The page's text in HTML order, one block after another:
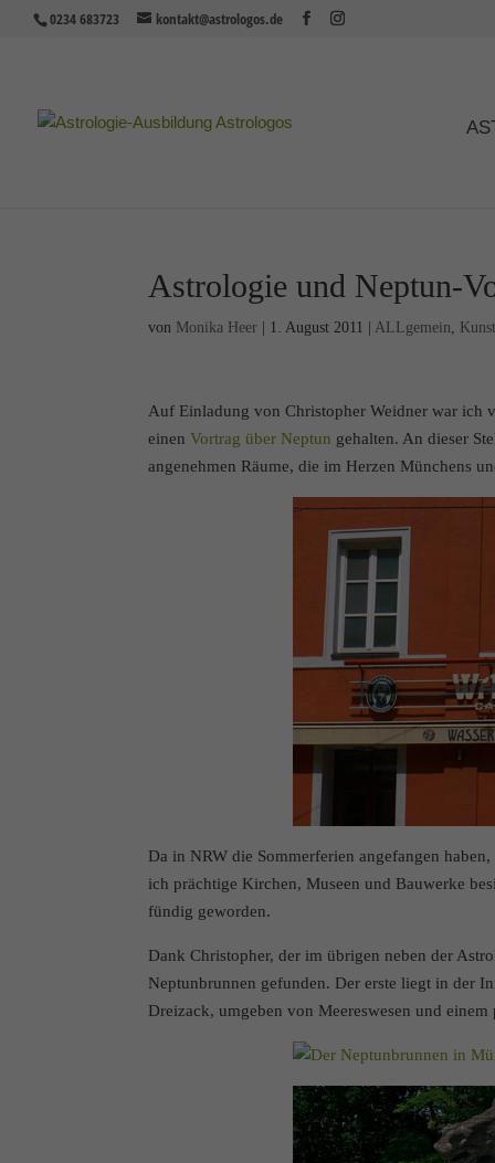
0234 683723 kontakt@astrologos.de
Astrologie und Neptun-
von Monika Heer 1. August 2011 ALLgemein, Kunst
Auf Einladung von Christopher Weidner war ich
einenVortrag über Neptun gehalten. An dieser
angenehmen Räume, die im Herzen Münchens
Da in NRW die Sommerferien angefangen
ich prächtige Kirchen, Museen und Bauwerke
fündig geworden.
Dank Christopher, der im übrigen neben der
Neptunbrunnen gefunden. Der erste liegt in der
Dreizack, umgeben von Meereswesen und einem